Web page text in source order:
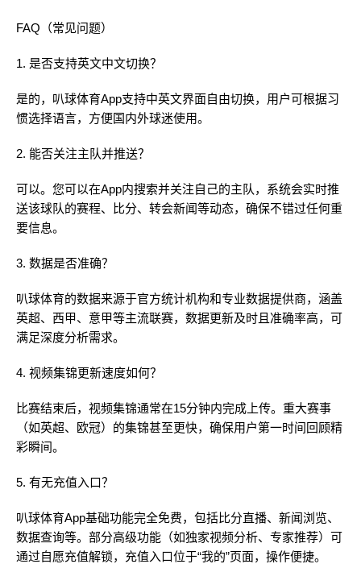
FAQ（常见问题）
1. 是否支持英文中文切换？
是的，叭球体育App支持中英文界面自由切换，用户可根据习
惯选择语言，方便国内外球迷使用。
2. 能否关注主队并推送？
可以。您可以在App内搜索并关注自己的主队，系统会实时推
送该球队的赛程、比分、转会新闻等动态，确保不错过任何重
要信息。
3. 数据是否准确？
叭球体育的数据来源于官方统计机构和专业数据提供商，涵盖
英超、西甲、意甲等主流联赛，数据更新及时且准确率高，可
满足深度分析需求。
4. 视频集锦更新速度如何？
比赛结束后，视频集锦通常在15分钟内完成上传。重大赛事
（如英超、欧冠）的集锦甚至更快，确保用户第一时间回顾精
彩瞬间。
5. 有无充值入口？
叭球体育App基础功能完全免费，包括比分直播、新闻浏览、
数据查询等。部分高级功能（如独家视频分析、专家推荐）可
通过自愿充值解锁，充值入口位于“我的”页面，操作便捷。